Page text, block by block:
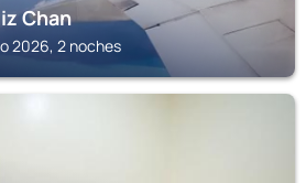
Chan
2026, 2 noches